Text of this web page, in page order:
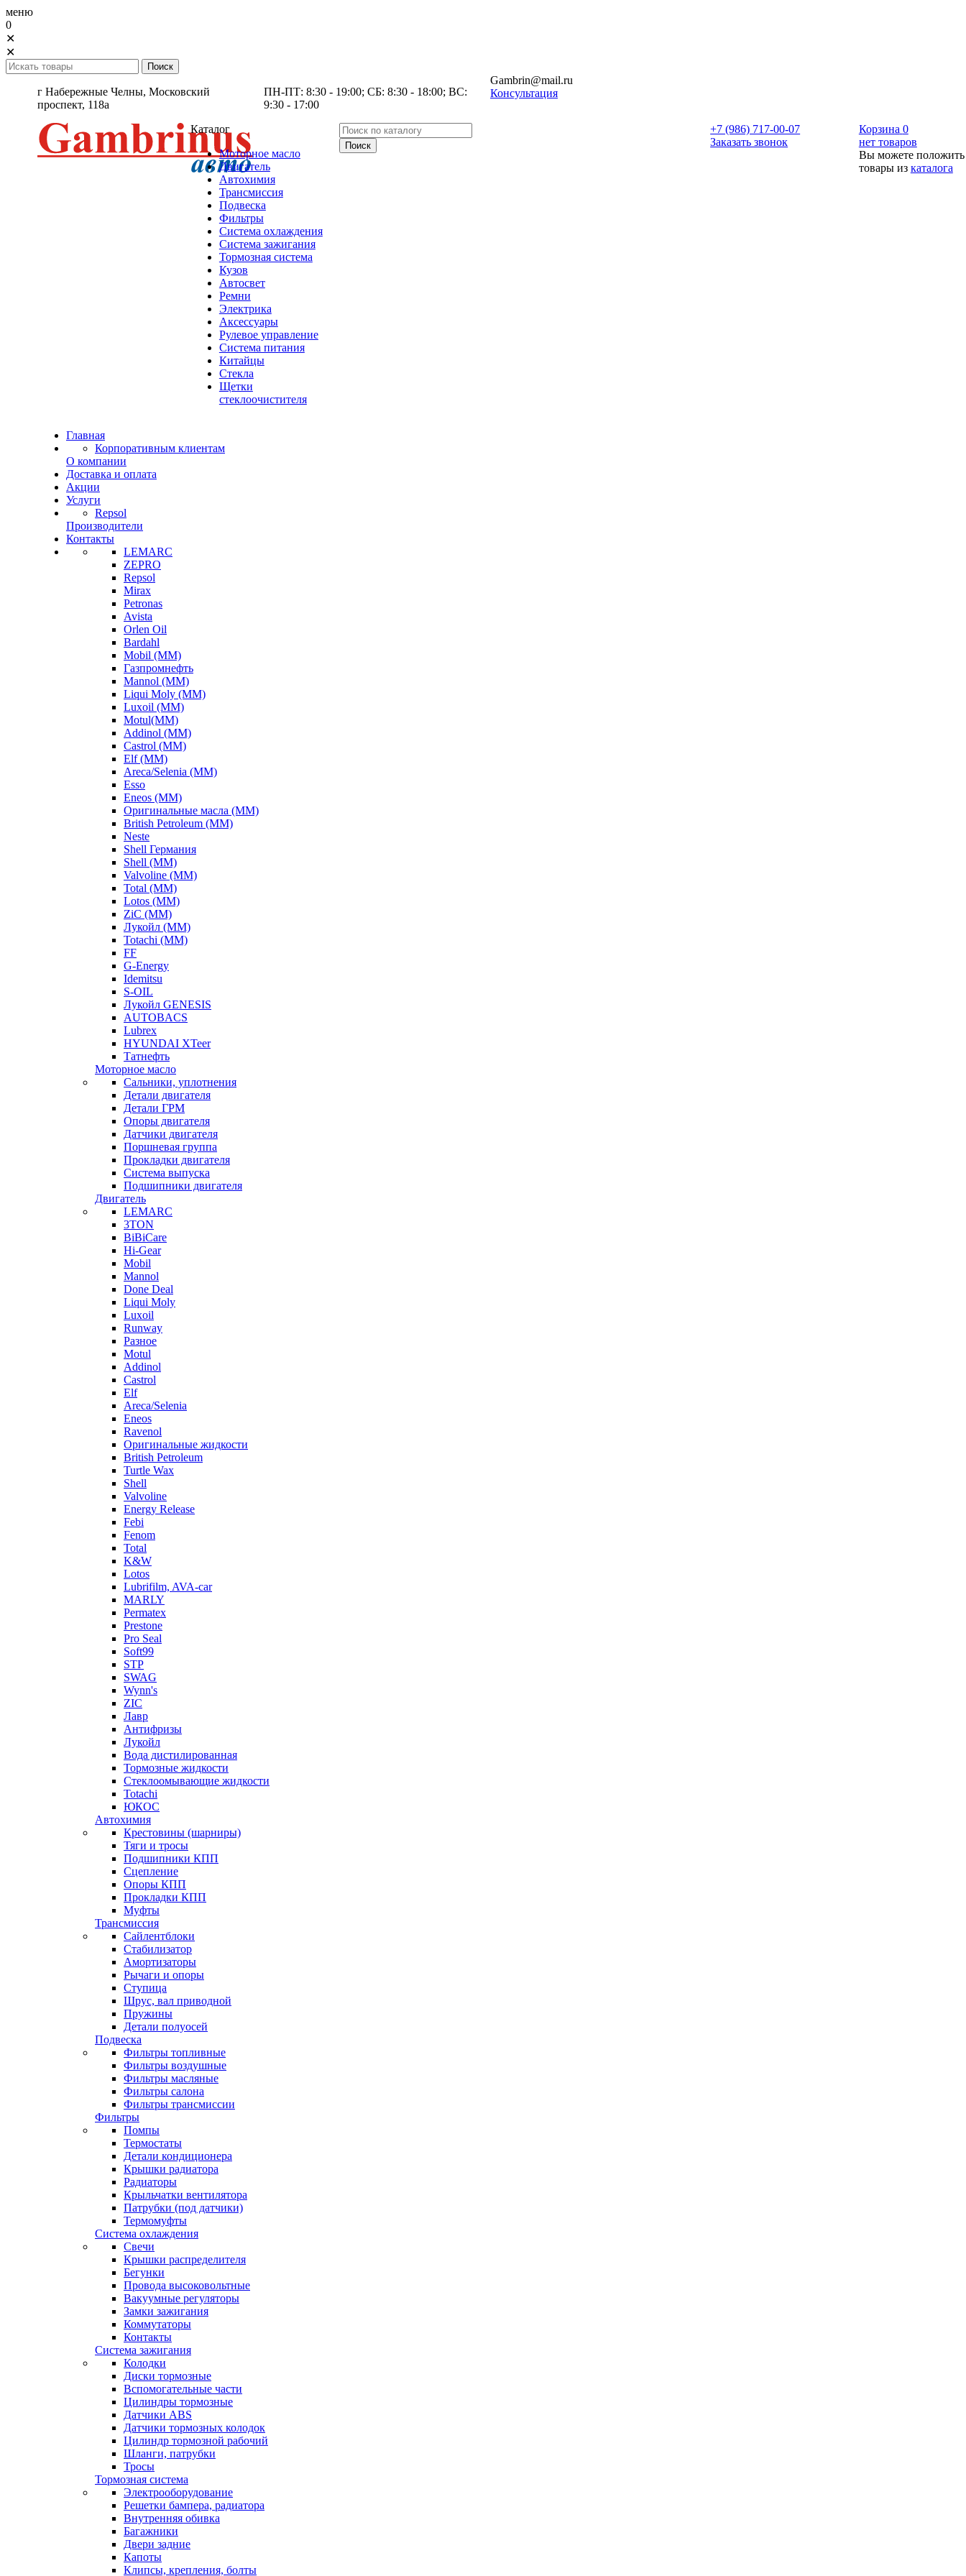
меню
0
✕
✕
г Набережные Челны, Московский
проспект, 118а
ПН-ПТ: 8:30 - 19:00; СБ: 8:30 - 18:00; ВС:
9:30 - 17:00
Gambrin@mail.ru
Консультация
Каталог
Моторное масло
Двигатель
Автохимия
Трансмиссия
Подвеска
Фильтры
Система охлаждения
Система зажигания
Тормозная система
Кузов
Автосвет
Ремни
Электрика
Аксессуары
Рулевое управление
Система питания
Китайцы
Стекла
Щетки
стеклоочистителя
+7 (986) 717-00-07
Заказать звонок
Корзина 0
нет товаров
Вы можете положить
товары из каталога
Главная
Корпоративным клиентам
О компании
Доставка и оплата
Акции
Услуги
Repsol
Производители
Контакты
LEMARC
ZEPRO
Repsol
Mirax
Petronas
Avista
Orlen Oil
Bardahl
Mobil (ММ)
Газпромнефть
Mannol (ММ)
Liqui Moly (ММ)
Luxoil (ММ)
Motul(ММ)
Addinol (ММ)
Castrol (ММ)
Elf (ММ)
Areca/Selenia (ММ)
Esso
Eneos (ММ)
Оригинальные масла (ММ)
British Petroleum (ММ)
Neste
Shell Германия
Shell (ММ)
Valvoline (ММ)
Total (ММ)
Lotos (ММ)
ZiC (ММ)
Лукойл (ММ)
Totachi (MM)
FF
G-Energy
Idemitsu
S-OIL
Лукойл GENESIS
AUTOBACS
Lubrex
HYUNDAI XTeer
Татнефть
Моторное масло
Сальники, уплотнения
Детали двигателя
Детали ГРМ
Опоры двигателя
Датчики двигателя
Поршневая группа
Прокладки двигателя
Система выпуска
Подшипники двигателя
Двигатель
LEMARC
3TON
BiBiCare
Hi-Gear
Mobil
Mannol
Done Deal
Liqui Moly
Luxoil
Runway
Разное
Motul
Addinol
Castrol
Elf
Areca/Selenia
Eneos
Ravenol
Оригинальные жидкости
British Petroleum
Turtle Wax
Shell
Valvoline
Energy Release
Febi
Fenom
Total
K&W
Lotos
Lubrifilm, AVA-car
MARLY
Permatex
Prestone
Pro Seal
Soft99
STP
SWAG
Wynn's
ZIC
Лавр
Антифризы
Лукойл
Вода дистилированная
Тормозные жидкости
Стеклоомывающие жидкости
Totachi
ЮКОС
Автохимия
Крестовины (шарниры)
Тяги и тросы
Подшипники КПП
Сцепление
Опоры КПП
Прокладки КПП
Муфты
Трансмиссия
Сайлентблоки
Стабилизатор
Амортизаторы
Рычаги и опоры
Ступица
Шрус, вал приводной
Пружины
Детали полуосей
Подвеска
Фильтры топливные
Фильтры воздушные
Фильтры масляные
Фильтры салона
Фильтры трансмиссии
Фильтры
Помпы
Термостаты
Детали кондиционера
Крышки радиатора
Радиаторы
Крыльчатки вентилятора
Патрубки (под датчики)
Термомуфты
Система охлаждения
Свечи
Крышки распределителя
Бегунки
Провода высоковольтные
Вакуумные регуляторы
Замки зажигания
Коммутаторы
Контакты
Система зажигания
Колодки
Диски тормозные
Вспомогательные части
Цилиндры тормозные
Датчики ABS
Датчики тормозных колодок
Цилиндр тормозной рабочий
Шланги, патрубки
Тросы
Тормозная система
Электрооборудование
Решетки бампера, радиатора
Внутренняя обивка
Багажники
Двери задние
Капоты
Клипсы, крепления, болты